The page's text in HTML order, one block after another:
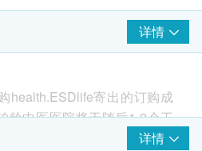
18型；
经阴道）。
详情
health.ESDlife寄出的订购成
龄中医医院将于随后1-2个工
致电客户预约身体检查的时间
详情